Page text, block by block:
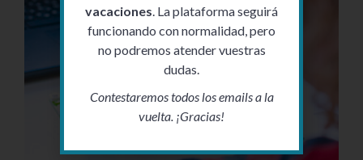
vacaciones. La plataforma seguirá
funcionando con normalidad, pero
no podremos atender vuestras
dudas.
Contestaremos todos los emails a la
vuelta. ¡Gracias!